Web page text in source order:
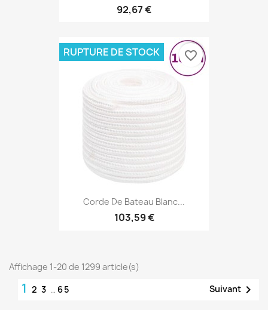
92,67 €
Corde De Bateau Blanc...
103,59 €
RUPTURE DE STOCK favorite_border
Affichage 1-20 de 1299 article(s)
1 2 3 … 65 Suivant 